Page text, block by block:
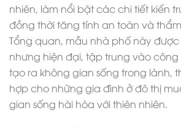
nhiên, làm nổi bật các chi tiết kiến
đồng thời tăng tính an toàn và
Tổng quan, mẫu nhà phố này được
nhưng hiện đại, tập trung vào
tạo ra không gian sống trong lành,
hợp cho những gia đình ở đô thị
gian sống hài hòa với thiên nhiên.